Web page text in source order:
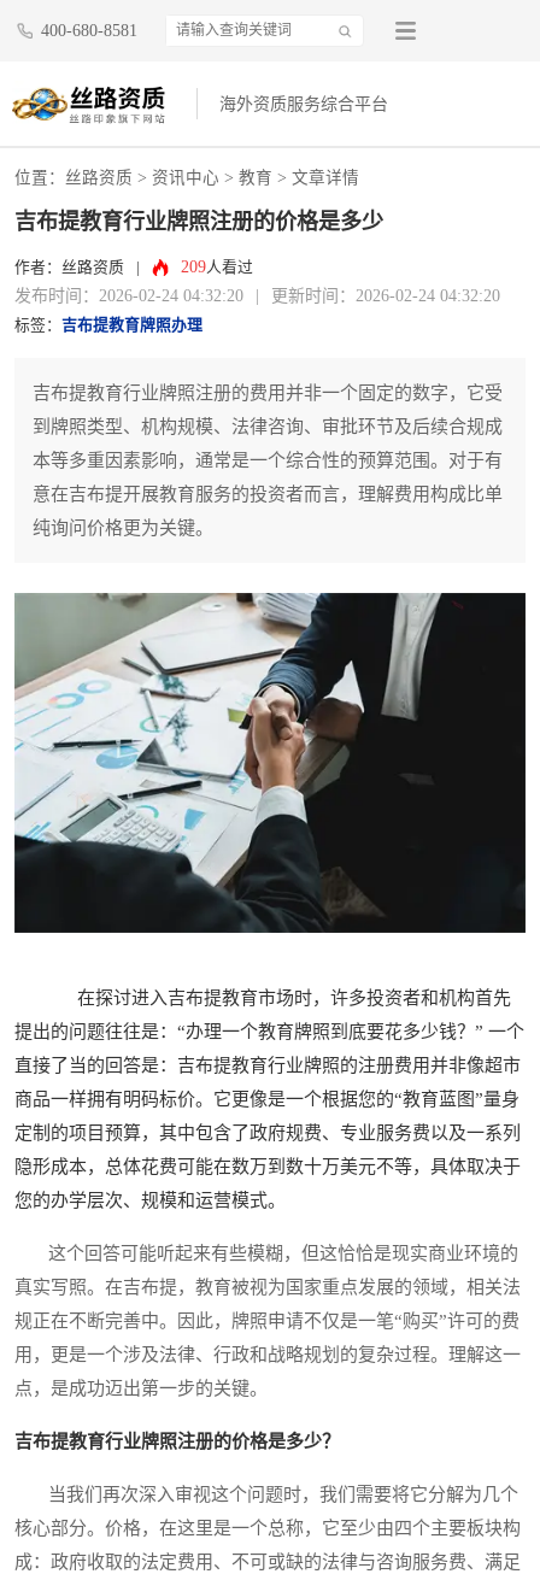
400-680-8581
海外资质服务综合平台
位置： 丝路资质 > 资讯中心 > 教育 > 文章详情
吉布提教育行业牌照注册的价格是多少
作者：丝路资质 209人看过
发布时间：2026-02-24 04:32:20 更新时间：2026-02-24 04:32:20
标签： 吉布提教育牌照办理
吉布提教育行业牌照注册的费用并非一个固定的数字，它受
到牌照类型、机构规模、法律咨询、审批环节及后续合规成
本等多重因素影响，通常是一个综合性的预算范围。对于有
意在吉布提开展教育服务的投资者而言，理解费用构成比单
纯询问价格更为关键。
在探讨进入吉布提教育市场时，许多投资者和机构首先
提出的问题往往是：“办理一个教育牌照到底要花多少钱？” 一个
直接了当的回答是：吉布提教育行业牌照的注册费用并非像超市
商品一样拥有明码标价。它更像是一个根据您的“教育蓝图”量身
定制的项目预算，其中包含了政府规费、专业服务费以及一系列
隐形成本，总体花费可能在数万到数十万美元不等，具体取决于
您的办学层次、规模和运营模式。
这个回答可能听起来有些模糊，但这恰恰是现实商业环境的
真实写照。在吉布提，教育被视为国家重点发展的领域，相关法
规正在不断完善中。因此，牌照申请不仅是一笔“购买”许可的费
用，更是一个涉及法律、行政和战略规划的复杂过程。理解这一
点，是成功迈出第一步的关键。
吉布提教育行业牌照注册的价格是多少？
当我们再次深入审视这个问题时，我们需要将它分解为几个
核心部分。价格，在这里是一个总称，它至少由四个主要板块构
成：政府收取的法定费用、不可或缺的法律与咨询服务费、满足